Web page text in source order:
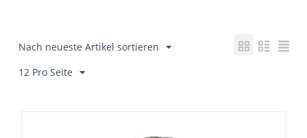
Nach neueste Artikel sortieren
12 Pro Seite